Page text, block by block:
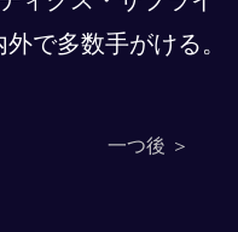
で多数手がける。
一つ後 ＞